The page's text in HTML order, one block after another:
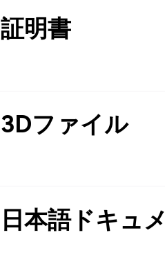
証明書
3Dファイル
日本語ドキュ